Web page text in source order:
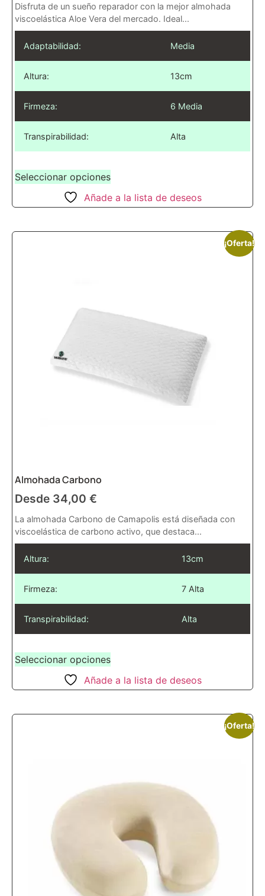
Disfruta de un sueño reparador con la mejor almohada
viscoelástica Aloe Vera del mercado. Ideal...
Adaptabilidad: Media
Altura: 13cm
Firmeza: 6 Media
Transpirabilidad: Alta
Seleccionar opciones
Añade a la lista de deseos
¡Oferta!
Almohada Carbono
Desde 34,00 €
La almohada Carbono de Camapolis está diseñada con
viscoelástica de carbono activo, que destaca...
Altura: 13cm
Firmeza: 7 Alta
Transpirabilidad: Alta
Seleccionar opciones
Añade a la lista de deseos
¡Oferta!